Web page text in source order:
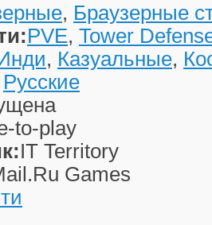
, Браузерные
PVE, Tower
, Казуальные,
Русские
to-play
IT Territory
Games